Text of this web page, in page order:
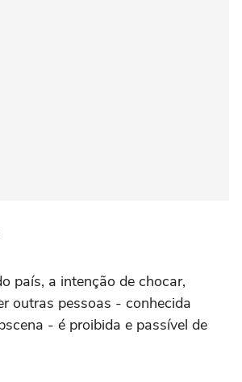
país, a intenção de chocar,
outras pessoas - conhecida
- é proibida e passível de